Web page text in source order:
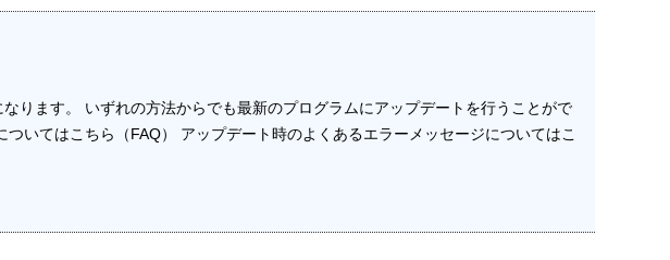
ります。 いずれの方法からでも最新のプログラムにアップデートを行うことがで
いてはこちら（FAQ） アップデート時のよくあるエラーメッセージについてはこ